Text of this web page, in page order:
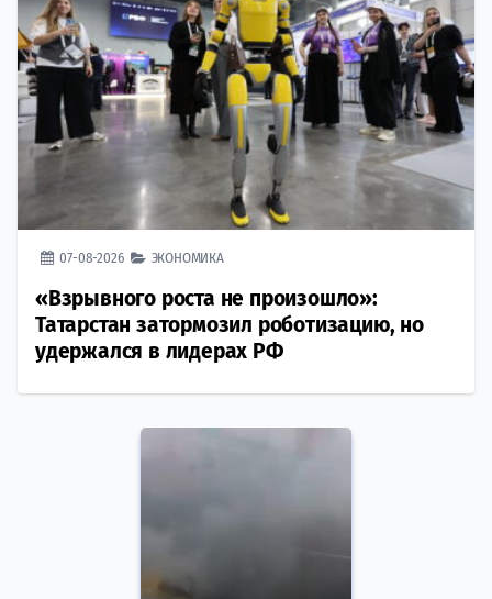
07-08-2026 ЭКОНОМИКА
«Взрывного роста не произошло»:
Татарстан затормозил роботизацию, но
удержался в лидерах РФ